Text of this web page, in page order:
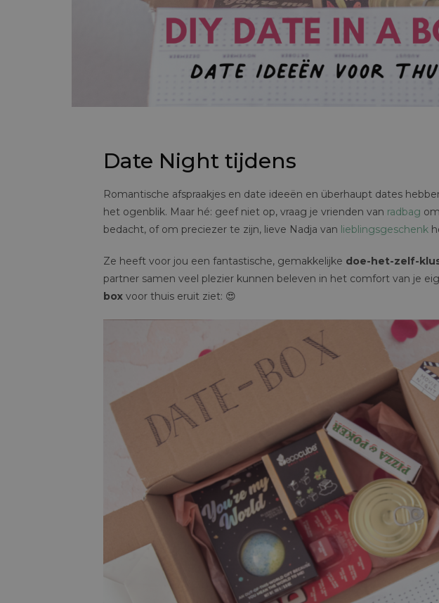
Date Night tijdens
Romantische afspraakjes en date ideeën en überhaupt dates
het ogenblik. Maar hé: geef niet op, vraag je vrienden van radbag
bedacht, of om preciezer te zijn, lieve Nadja van lieblingsgeschenk
Ze heeft voor jou een fantastische, gemakkelijke doe-het-zelf-
partner samen veel plezier kunnen beleven in het comfort van je
box voor thuis eruit ziet: 😍